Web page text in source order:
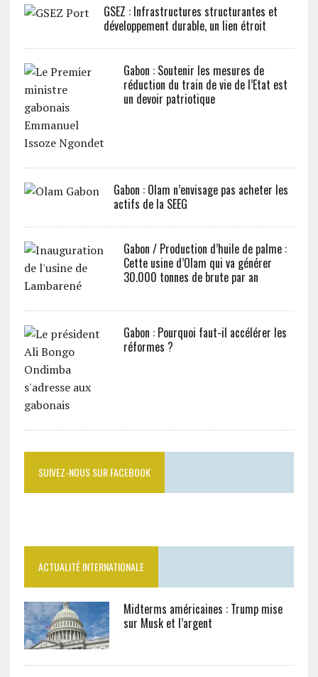
GSEZ : Infrastructures structurantes et
développement durable, un lien étroit
Gabon : Soutenir les mesures de
réduction du train de vie de l’Etat est
un devoir patriotique
Gabon : Olam n’envisage pas acheter les
actifs de la SEEG
Gabon / Production d’huile de palme :
Cette usine d’Olam qui va générer
30.000 tonnes de brute par an
Gabon : Pourquoi faut-il accélérer les
réformes ?
SUIVEZ-NOUS SUR FACEBOOK
ACTUALITÉ INTERNATIONALE
Midterms américaines : Trump mise
sur Musk et l’argent